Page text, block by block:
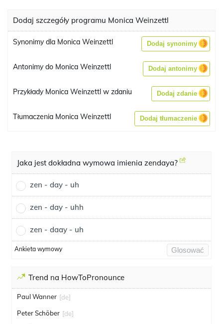
Dodaj szczegóły programu Monica Weinzettl
Synonimy dla Monica Weinzettl Dodaj synonimy
Antonimy do Monica Weinzettl Dodaj antonimy
Przykłady Monica Weinzettl w zdaniu Dodaj zdanie
Tłumaczenia Monica Weinzettl Dodaj tłumaczenie
Jaka jest dokładna wymowa imienia zendaya?
zen - day - uh
zen - day - uhh
zen - daay - uh
Ankieta wymowy Glosować
Trend na HowToPronounce
Paul Wanner [de]
Peter Schöber [de]